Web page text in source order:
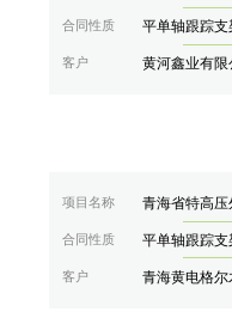
合同性质 平单轴跟踪支
客户 黄河鑫业有限
项目名称 青海省特高压
合同性质 平单轴跟踪支
客户 青海黄电格尔